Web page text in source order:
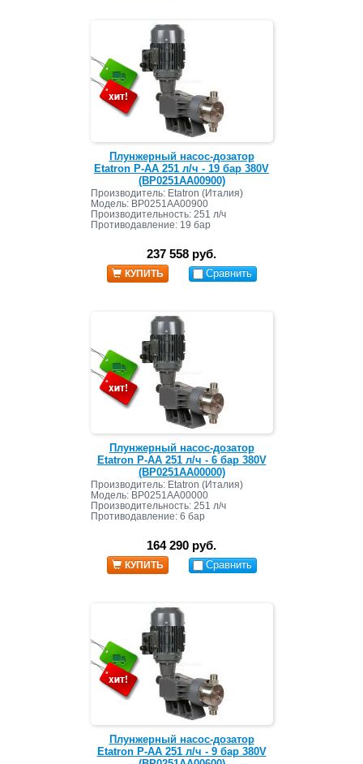
Плунжерный насос-дозатор
Etatron P-AA 251 л/ч - 19 бар 380V
(BP0251AA00900)
Производитель: Etatron (Италия)
Модель: BP0251AA00900
Производительность: 251 л/ч
Противодавление: 19 бар
237 558 руб.
КУПИТЬ Сравнить
Плунжерный насос-дозатор
Etatron P-AA 251 л/ч - 6 бар 380V
(BP0251AA00000)
Производитель: Etatron (Италия)
Модель: BP0251AA00000
Производительность: 251 л/ч
Противодавление: 6 бар
164 290 руб.
КУПИТЬ Сравнить
Плунжерный насос-дозатор
Etatron P-AA 251 л/ч - 9 бар 380V